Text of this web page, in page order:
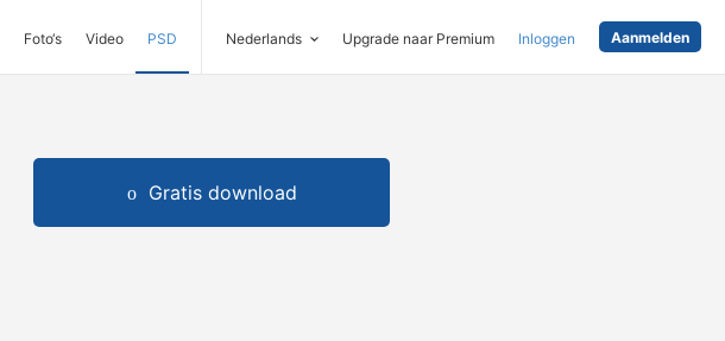
Foto‘s Video PSD Nederlands Upgrade naar Premium Inloggen Aanmelden
Gratis download